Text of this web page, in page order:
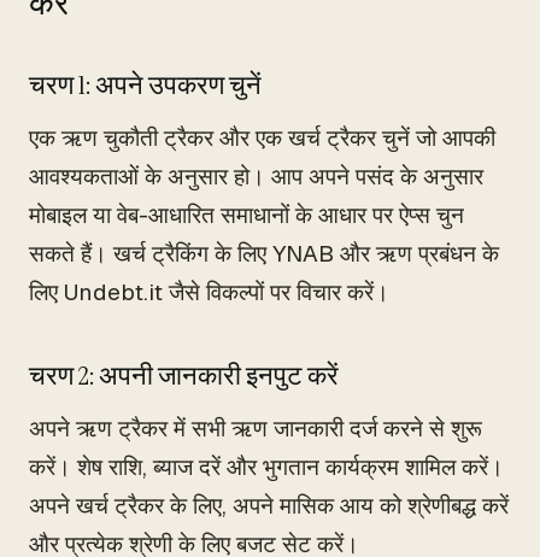
चरण 1: अपने उपकरण चुनें
एक ऋण चुकौती ट्रैकर और एक खर्च ट्रैकर चुनें जो आपकी
आवश्यकताओं के अनुसार हो। आप अपने पसंद के अनुसार
मोबाइल या वेब-आधारित समाधानों के आधार पर ऐप्स चुन
सकते हैं। खर्च ट्रैकिंग के लिए YNAB और ऋण प्रबंधन के
लिए Undebt.it जैसे विकल्पों पर विचार करें।
चरण 2: अपनी जानकारी इनपुट करें
अपने ऋण ट्रैकर में सभी ऋण जानकारी दर्ज करने से शुरू
करें। शेष राशि, ब्याज दरें और भुगतान कार्यक्रम शामिल करें।
अपने खर्च ट्रैकर के लिए, अपने मासिक आय को श्रेणीबद्ध करें
और प्रत्येक श्रेणी के लिए बजट सेट करें।